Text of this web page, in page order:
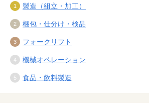
製造（組立・加工）
梱包・仕分け・検品
フォークリフト
機械オペレーション
食品・飲料製造